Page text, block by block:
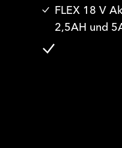
FLEX 18 V
2,5AH und